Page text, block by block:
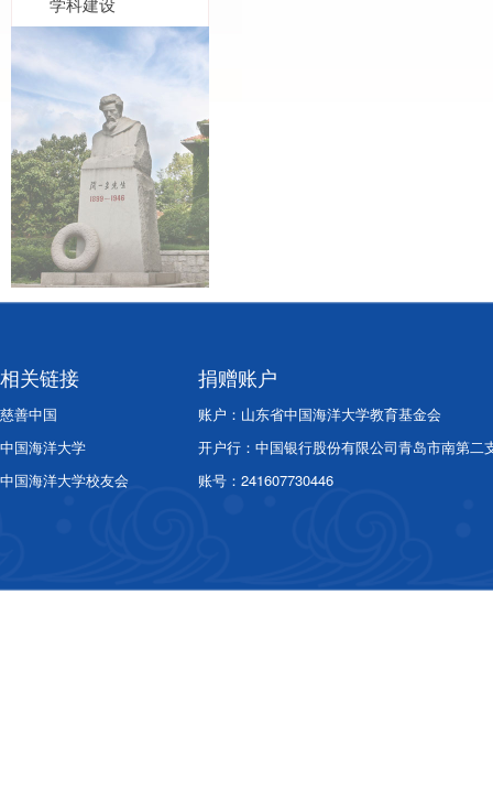
相关链接
慈善中国
中国海洋大学
中国海洋大学校友会
捐赠账户
账户：山东省中国海洋大学教育基金会
开户行：中国银行股份有限公司青岛市南第二
账号：241607730446